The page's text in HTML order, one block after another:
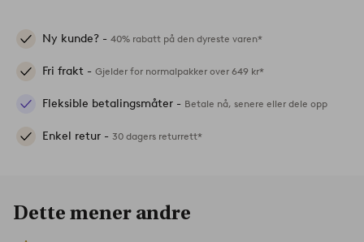
Ny kunde? - 40% rabatt på den dyreste varen*
Fri frakt - Gjelder for normalpakker over 649 kr*
Fleksible betalingsmåter - Betale nå, senere eller dele opp
Enkel retur - 30 dagers returrett*
Dette mener andre